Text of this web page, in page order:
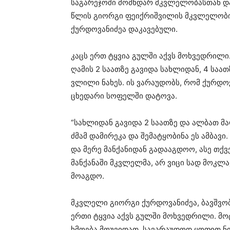
სა­გა­რე­ჯო­ში მომ­ხდარ მკვლე­ლო­ბას­თან
წლის გი­ორ­გი ფე­იქ­რიშ­ვი­ლის
ქურ­დო­ვა­ნი­ძეა და­კა­ვე­ბუ­ლი.
კაცს ერთ ტყვია გულ­ში აქვს
ღა­მის 2 სა­ათ­ზე გა­ვი­და სახ­ლი­დან, 4
ვლი­ლი ნა­ხეს. ის ვა­რა­უ­დობს, რომ
ცხე­და­რი სო­ფელ­ში და­ტო­ვა.
“სახ­ლი­დან გა­ვი­და 2 სა­ათ­ზე და ალ­ბათ
ძმამ და­მი­რე­კა და შე­მა­ტყო­ბი­ნა ეს
და მერე მან­ქა­ნი­დან გა­და­აგ­დოო, ასე
მან­ქა­ნა­ში მკვლელ­მა, არ ვიცი სად
მო­აგ­დო.
მკვლე­ლი გი­ორ­გი ქურ­დო­ვა­ნი­ძეა,
ერთი ტყვია აქვს გულ­ში მოხ­ვედ­რი­ლი.